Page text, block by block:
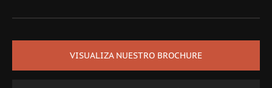
VISUALIZA NUESTRO BROCHURE